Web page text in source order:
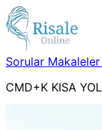
Sorular Makaleler
CMD+K KISA